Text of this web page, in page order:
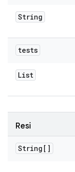
String
tests
List
Resi
String[]